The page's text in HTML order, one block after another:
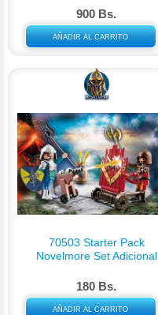
900 Bs.
AÑADIR AL CARRITO
70503 Starter Pack
Novelmore Set Adicional
180 Bs.
AÑADIR AL CARRITO